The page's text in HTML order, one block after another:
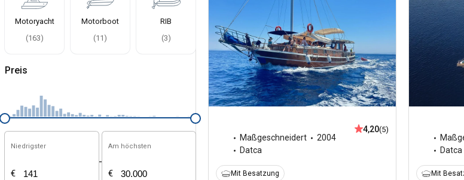
Motoryacht
(163)
Motorboot
(11 )
RIB
(3)
Preis
Niedrigster
€
-
Am höchsten
€
Maßgeschneidert
2004
Datca
4,20(5)
Mit Besatzung
Datca
Mit